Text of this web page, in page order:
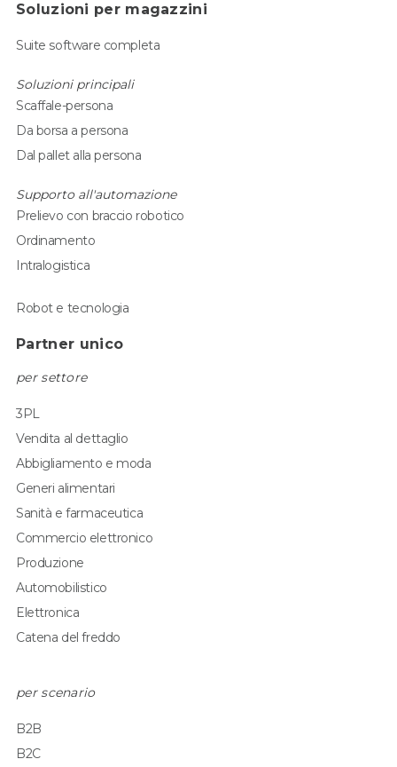
Soluzioni per magazzini
Suite software completa
Soluzioni principali
Scaffale-persona
Da borsa a persona
Dal pallet alla persona
Supporto all'automazione
Prelievo con braccio robotico
Ordinamento
Intralogistica
Robot e tecnologia
Partner unico
per settore
3PL
Vendita al dettaglio
Abbigliamento e moda
Generi alimentari
Sanità e farmaceutica
Commercio elettronico
Produzione
Automobilistico
Elettronica
Catena del freddo
per scenario
B2B
B2C